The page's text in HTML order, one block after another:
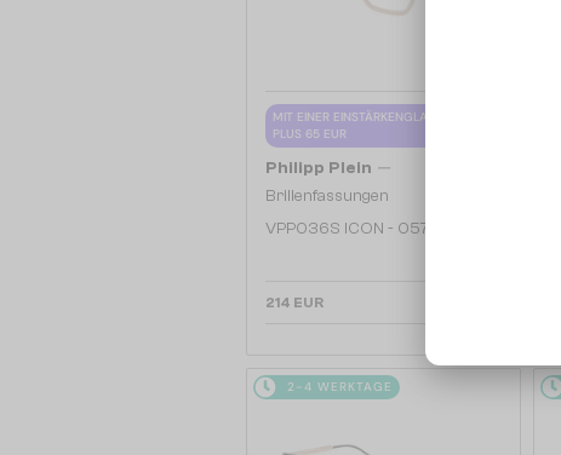
MIT EINER EINSTÄRKENGLASLINSE
PLUS 65 EUR
Philipp Plein —
Brillenfassungen
VPP036S ICON - 0579 - 54
214 EUR
2-4 WERKTAGE